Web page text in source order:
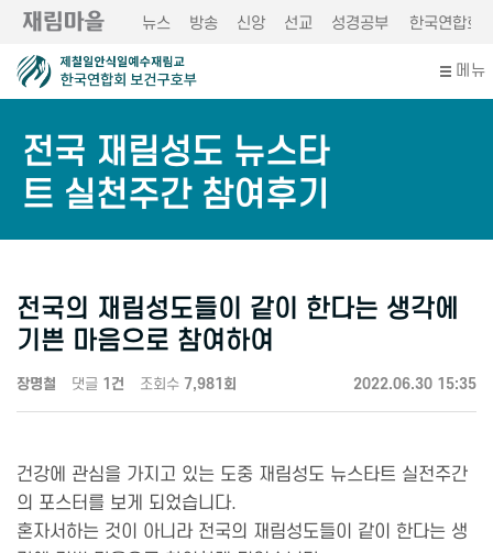
뉴스 방송 신앙 선교 성경공부 한국연합회
메뉴
전국 재림성도 뉴스타
트 실천주간 참여후기
전국의 재림성도들이 같이 한다는 생각에
기쁜 마음으로 참여하여
장명철 댓글 1건 조회수 7,981회 2022.06.30 15:35
건강에 관심을 가지고 있는 도중 재림성도 뉴스타트 실전주간
의 포스터를 보게 되었습니다.
혼자서하는 것이 아니라 전국의 재림성도들이 같이 한다는 생